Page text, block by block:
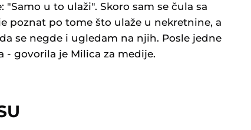
"Samo u to ulaži". Skoro sam se čula sa
poznat po tome što ulaže u nekretnine, a
se negde i ugledam na njih. Posle jedne
- govorila je Milica za medije.